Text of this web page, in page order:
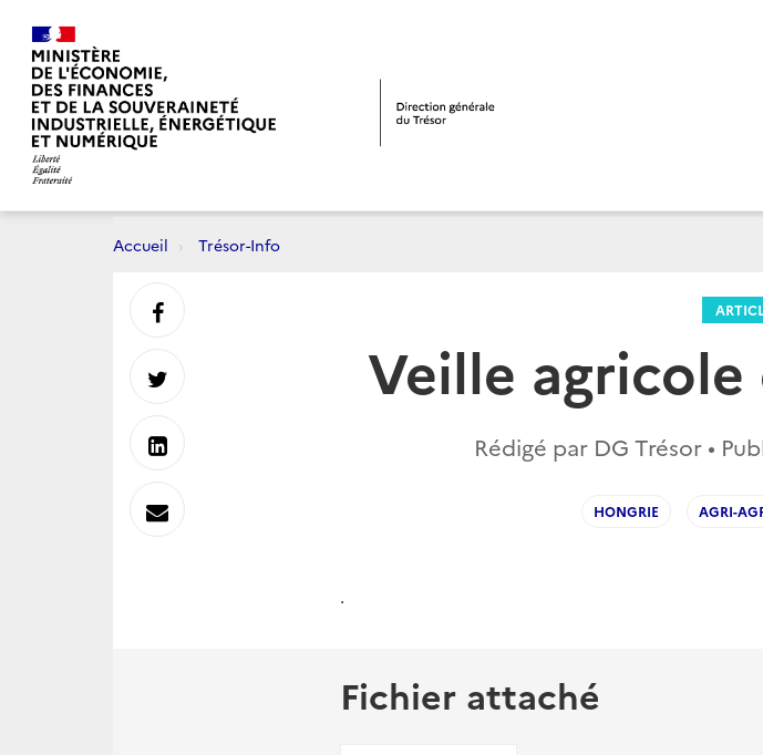
Accueil Trésor-Info
Veille
Rédigé par DG Trésor •
HONGRIE AGRI-
.
Fichier attaché
Partager
sur
Partager
sur
Partager
sur
Envoyer